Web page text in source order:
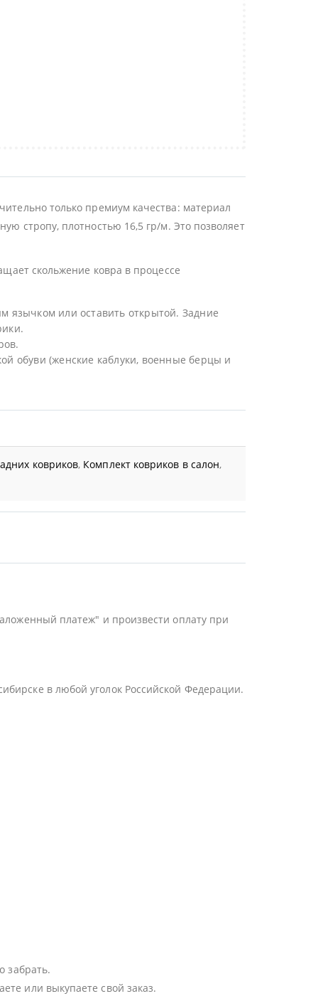
только премиум качества: материал
стропу, плотностью 16,5 гр/м. Это позволяет
скольжение ковра в процессе
язычком или оставить открытой. Задние
обуви (женские каблуки, военные берцы и
ковриков, Комплект ковриков в салон,
платеж" и произвести оплату при
в любой уголок Российской Федерации.
забрать.
или выкупаете свой заказ.